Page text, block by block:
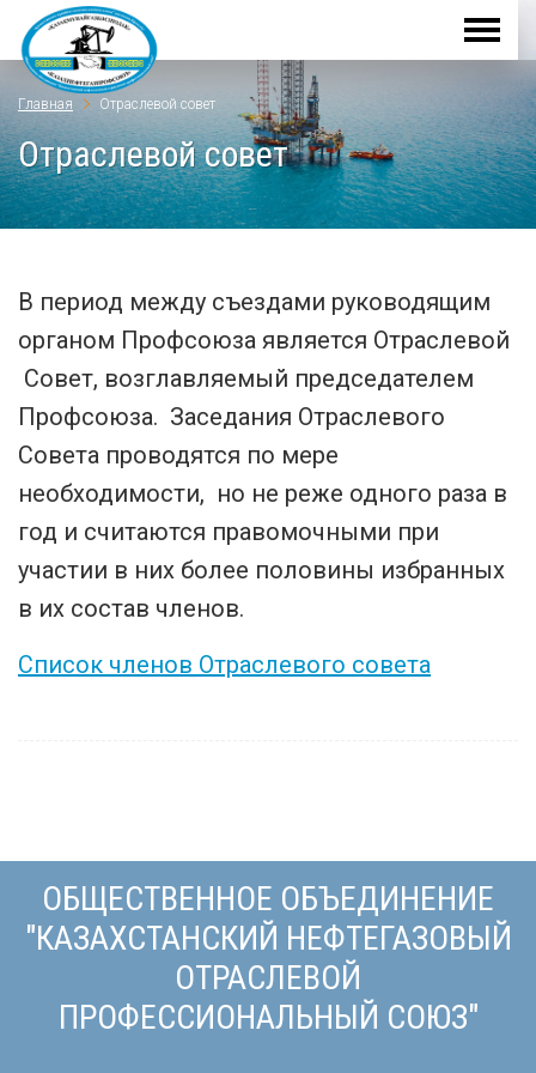
Главная Отраслевой совет
Отраслевой совет
В период между съездами руководящим
органом Профсоюза является Отраслевой
Совет, возглавляемый председателем
Профсоюза. Заседания Отраслевого
Совета проводятся по мере
необходимости, но не реже одного раза в
год и считаются правомочными при
участии в них более половины избранных
в их состав членов.
Список членов Отраслевого совета
ОБЩЕСТВЕННОЕ ОБЪЕДИНЕНИЕ
"КАЗАХСТАНСКИЙ НЕФТЕГАЗОВЫЙ
ОТРАСЛЕВОЙ
ПРОФЕССИОНАЛЬНЫЙ СОЮЗ"